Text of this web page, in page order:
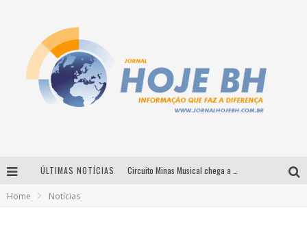
ÚLTIMAS NOTÍCIAS
Home Notícias